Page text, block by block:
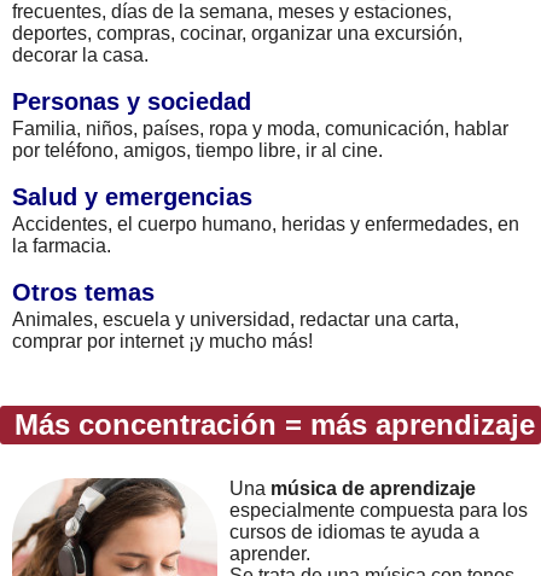
frecuentes, días de la semana, meses y estaciones,
deportes, compras, cocinar, organizar una excursión,
decorar la casa.
Personas y sociedad
Familia, niños, países, ropa y moda, comunicación, hablar
por teléfono, amigos, tiempo libre, ir al cine.
Salud y emergencias
Accidentes, el cuerpo humano, heridas y enfermedades, en
la farmacia.
Otros temas
Animales, escuela y universidad, redactar una carta,
comprar por internet ¡y mucho más!
Más concentración = más aprendizaje
Una música de aprendizaje
especialmente compuesta para los
cursos de idiomas te ayuda a
aprender.